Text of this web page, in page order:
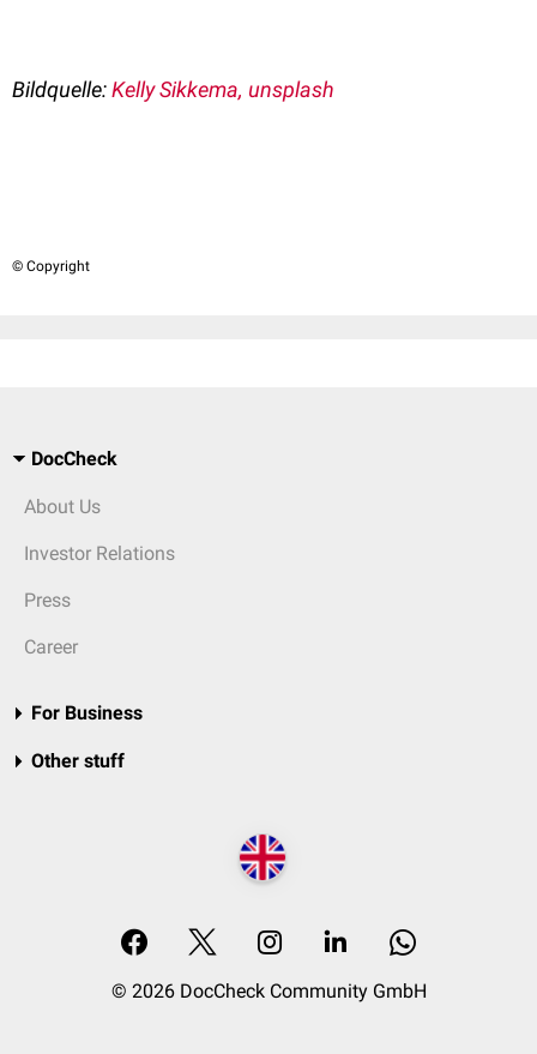
Bildquelle:Kelly Sikkema, unsplash
© Copyright
DocCheck
About Us
Investor Relations
Press
Career
For Business
Other stuff
© 2026 DocCheck Community GmbH